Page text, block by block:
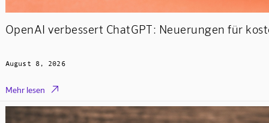
OpenAI verbessert ChatGPT: Neuerungen für
August 8, 2026
Mehr lesen 